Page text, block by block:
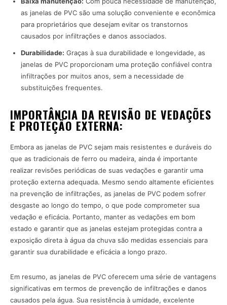
as janelas de PVC são uma solução conveniente e econômica
para proprietários que desejam evitar os transtornos
causados por infiltrações e danos associados.
Durabilidade: Graças à sua durabilidade e longevidade, as
janelas de PVC proporcionam uma proteção confiável contra
infiltrações por muitos anos, sem a necessidade de
substituições frequentes.
IMPORTÂNCIA DA REVISÃO DE VEDAÇÕES
E PROTEÇÃO EXTERNA:
Embora as janelas de PVC sejam mais resistentes e duráveis do
que as tradicionais de ferro ou madeira, ainda é importante
realizar revisões periódicas de suas vedações e garantir uma
proteção externa adequada. Mesmo sendo altamente eficientes
na prevenção de infiltrações, as janelas de PVC podem sofrer
desgaste ao longo do tempo, o que pode comprometer sua
vedação e eficácia. Portanto, manter as vedações em bom
estado e garantir que as janelas estejam protegidas contra a
exposição direta à água da chuva são medidas essenciais para
garantir sua durabilidade e eficácia a longo prazo.
Em resumo, as janelas de PVC oferecem uma série de vantagens
significativas em termos de prevenção de infiltrações e danos
causados pela água. Sua resistência à umidade, excelente